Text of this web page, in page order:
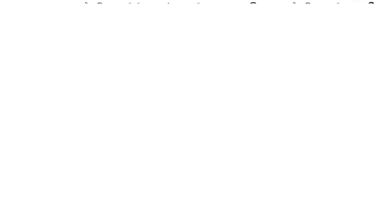
ද ඇත. දුක්වේදනාවට කරුණු වූ පහස නිසා දුක්වේදනාව උපදී.